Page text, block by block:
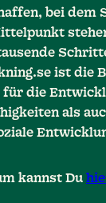
bei dem
ist die
für die
als
kannst Du